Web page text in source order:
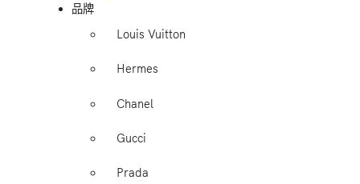
品牌
Louis Vuitton
Hermes
Chanel
Gucci
Prada